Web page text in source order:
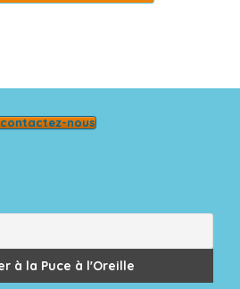
contactez-nous